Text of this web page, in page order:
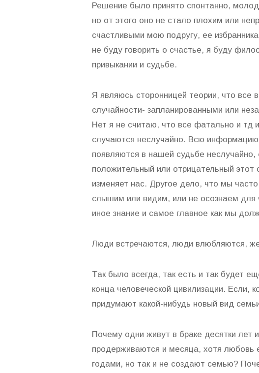
Решение было принято спонтанно,
но от этого оно не стало плохим или
счастливыми мою подругу, ее
не буду говорить о счастье, я буду
привыкании и судьбе.
Я являюсь сторонницей теории, что все
случайности- запланированными или
Нет я не считаю, что все фатально и тд
случаются неслучайно. Всю
появляются в нашей судьбе
положительный или отрицательный
изменяет нас. Другое дело, что мы
слышим или видим, или не осознаем для
иное знание и самое главное как мы
Люди встречаются, люди влюбляются,
Так было всегда, так есть и так будет
конца человеческой цивилизации. Если,
придумают какой-нибудь новый вид
Почему одни живут в браке десятки лет
продерживаются и месяца, хотя
годами, но так и не создают семью?